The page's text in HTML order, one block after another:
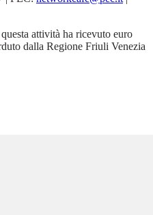
attività ha ricevuto euro
dalla Regione Friuli Venezia